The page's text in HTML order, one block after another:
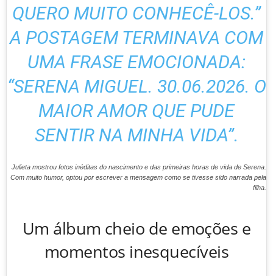
QUERO MUITO CONHECÊ-LOS.”
A POSTAGEM TERMINAVA COM
UMA FRASE EMOCIONADA:
“SERENA MIGUEL. 30.06.2026. O
MAIOR AMOR QUE PUDE
SENTIR NA MINHA VIDA”.
Julieta mostrou fotos inéditas do nascimento e das primeiras horas de vida de Serena.
Com muito humor, optou por escrever a mensagem como se tivesse sido narrada pela
filha.
Um álbum cheio de emoções e
momentos inesquecíveis